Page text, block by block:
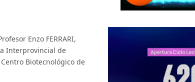
Enzo FERRARI,
Interprovincial de
Biotecnológico de